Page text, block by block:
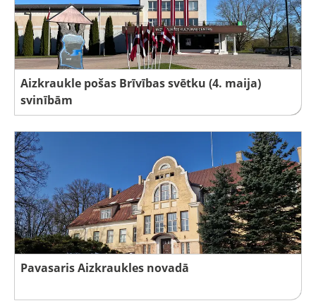
Aizkraukle pošas Brīvības svētku (4. maija)
svinībām
Pavasaris Aizkraukles novadā